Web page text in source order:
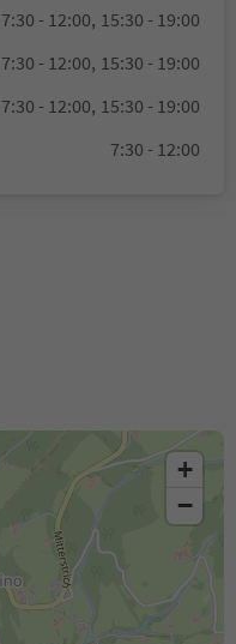
7:30 - 12:00, 15:30 - 19:00
7:30 - 12:00, 15:30 - 19:00
7:30 - 12:00, 15:30 - 19:00
7:30 - 12:00
+
−